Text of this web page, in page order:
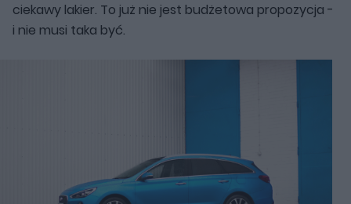
ciekawy lakier. To już nie jest budżetowa propozycja -
i nie musi taka być.